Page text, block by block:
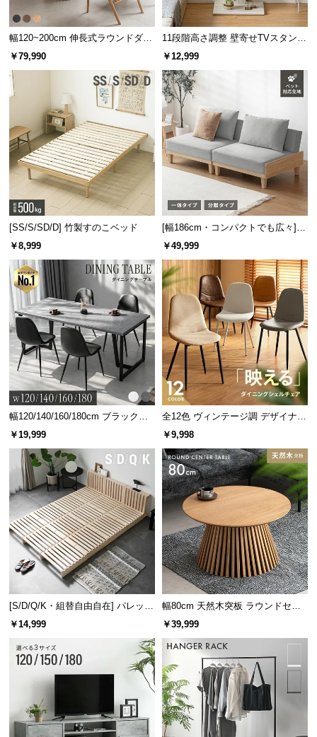
料
に
つ
大
型
商
品
配
送
に
い
て
中
商
品
の
配
送
に
つ
い
て
小
型
商
品
配
に
つ
い
て
開
梱
幅120~200cm 伸長式ラウンドダイ
ニングテーブル 6人掛け 天然木突
￥79,990
11段階高さ調整 壁寄せTVスタンド
キャスター付き 上下左右角度調節
￥12,999
[SS/S/SD/D] 竹製すのこベッド
￥8,999
[幅186cm・コンパクトでも広々] 3
人掛けソファベッド リクライニン
グ 天然木フレーム 北欧
￥49,999
幅120/140/160/180cm ブラックフ
レーム ダイニング 大理石調 4人掛
￥19,999
全12色 ヴィンテージ調 デザイナー
ズシェルチェア
￥9,998
[S/D/Q/K・組替自由自在] パレット
ベッド 8/12/16枚セット
￥14,999
幅80cm 天然木突板 ラウンドセン
ターテーブル 美しい格子デザイン
￥39,999